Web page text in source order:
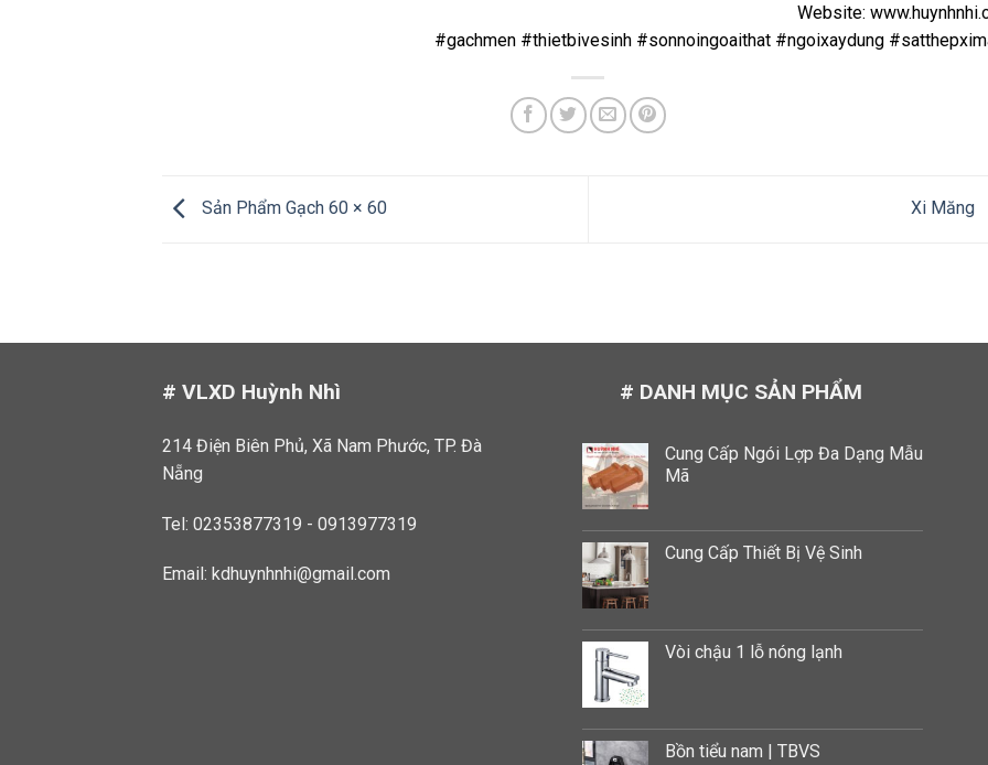
Website:
#gachmen #thietbivesinh #sonnoingoaithat #ngoixaydung
Sản Phẩm Gạch 60 × 60 Xi Măng
# VLXD Huỳnh Nhì
214 Điện Biên Phủ, Xã Nam Phước, TP. Đà
Nẵng
Tel: 02353877319 - 0913977319
Email: kdhuynhnhi@gmail.com
# DANH MỤC SẢN PHẨM
Cung Cấp Ngói Lợp Đa Dạng Mẫu
Mã
Cung Cấp Thiết Bị Vệ Sinh
Vòi chậu 1 lỗ nóng lạnh
Bồn tiểu nam | TBVS